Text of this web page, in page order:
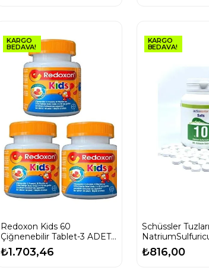
KARGO
BEDAVA!
Redoxon Kids 60
Çiğnenebilir Tablet-3 ADET-
SKT:04/2027
₺1.703,46
KARGO
BEDAVA!
Schüssler
Tablet-SKT:07/
₺816,00